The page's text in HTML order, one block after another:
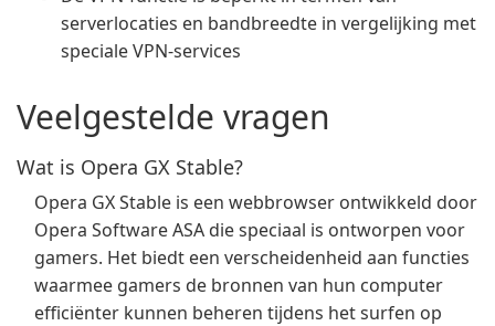
serverlocaties en bandbreedte in vergelijking met
speciale VPN-services
Veelgestelde vragen
Wat is Opera GX Stable?
Opera GX Stable is een webbrowser ontwikkeld door
Opera Software ASA die speciaal is ontworpen voor
gamers. Het biedt een verscheidenheid aan functies
waarmee gamers de bronnen van hun computer
efficiënter kunnen beheren tijdens het surfen op